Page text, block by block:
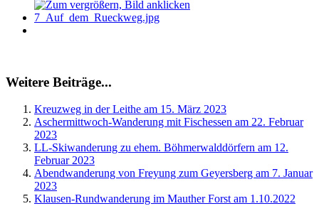
Weitere Beiträge...
Kreuzweg in der Leithe am 15. März 2023
Aschermittwoch-Wanderung mit Fischessen am 22. Februar
2023
LL-Skiwanderung zu ehem. Böhmerwalddörfern am 12.
Februar 2023
Abendwanderung von Freyung zum Geyersberg am 7. Januar
2023
Klausen-Rundwanderung im Mauther Forst am 1.10.2022